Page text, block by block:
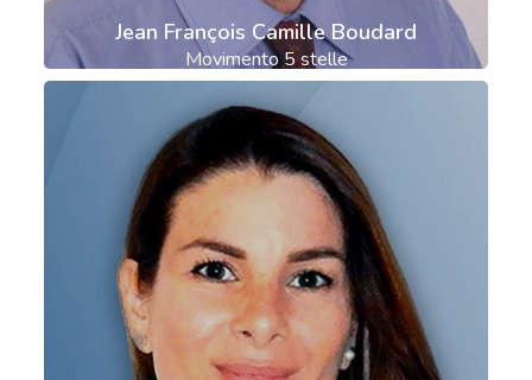
Jean François Camille Boudard
Movimento 5 stelle